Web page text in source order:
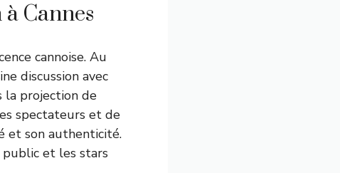
Cannes
cannoise. Au
discussion avec
la projection de
spectateurs et de
et son authenticité.
et les stars